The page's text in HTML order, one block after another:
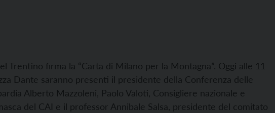
Trentino firma la “Carta di Milano per la Montagna”. Oggi alle 11
Dante saranno presenti il presidente della Conferenza delle
Alberto Mazzoleni, Paolo Valoti, Consigliere nazionale e
del CAI e il professor Annibale Salsa, presidente del comitato